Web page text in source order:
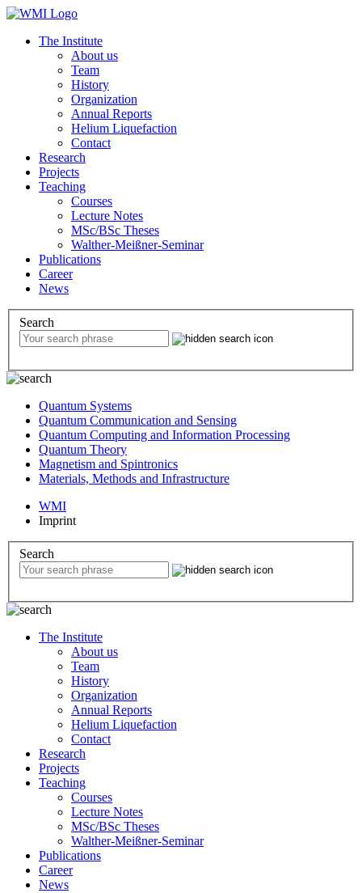
The Institute
About us
Team
History
Organization
Annual Reports
Helium Liquefaction
Contact
Research
Projects
Teaching
Courses
Lecture Notes
MSc/BSc Theses
Walther-Meißner-Seminar
Publications
Career
News
Search
Quantum Systems
Quantum Communication and Sensing
Quantum Computing and Information Processing
Quantum Theory
Magnetism and Spintronics
Materials, Methods and Infrastructure
WMI
Imprint
Search
The Institute
About us
Team
History
Organization
Annual Reports
Helium Liquefaction
Contact
Research
Projects
Teaching
Courses
Lecture Notes
MSc/BSc Theses
Walther-Meißner-Seminar
Publications
Career
News